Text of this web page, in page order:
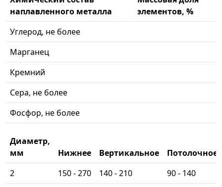
наплавленного металла
элементов, %
Углерод, не более
Марганец
Кремний
Сера, не более
Фосфор, не более
Диаметр,
мм
Нижнее Вертикальное
Потолочное
2
150 - 270 140 - 210
90 - 140